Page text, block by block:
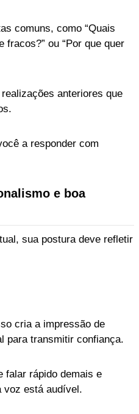
comuns, como “Quais
fracos?” ou “Por que quer
anteriores que
a responder com
e boa
sua postura deve refletir
cria a impressão de
para transmitir confiança.
falar rápido demais e
voz está audível.